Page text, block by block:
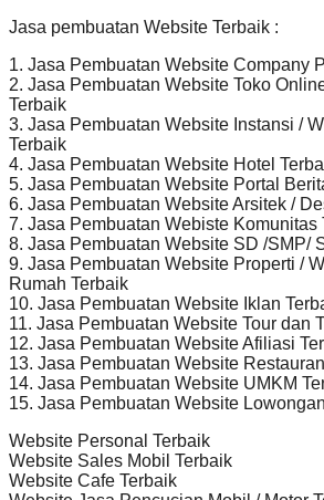
Jasa pembuatan Website Terbaik :
1. Jasa Pembuatan Website Company
2. Jasa Pembuatan Website Toko
Terbaik
3. Jasa Pembuatan Website Instansi /
Terbaik
4. Jasa Pembuatan Website Hotel
5. Jasa Pembuatan Website Portal
6. Jasa Pembuatan Website Arsitek /
7. Jasa Pembuatan Webiste Komunitas
8. Jasa Pembuatan Website SD /SMP/
9. Jasa Pembuatan Website Properti /
Rumah Terbaik
10. Jasa Pembuatan Website Iklan
11. Jasa Pembuatan Website Tour dan
12. Jasa Pembuatan Website Afiliasi
13. Jasa Pembuatan Website
14. Jasa Pembuatan Website UMKM
15. Jasa Pembuatan Website
Website Personal Terbaik
Website Sales Mobil Terbaik
Website Cafe Terbaik